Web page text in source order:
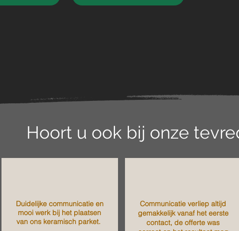
Hoort u ook bij onze
Duidelijke communicatie en
mooi werk bij het plaatsen
van ons keramisch parket.
Communicatie verliep altijd
gemakkelijk vanaf het eerste
contact, de offerte was